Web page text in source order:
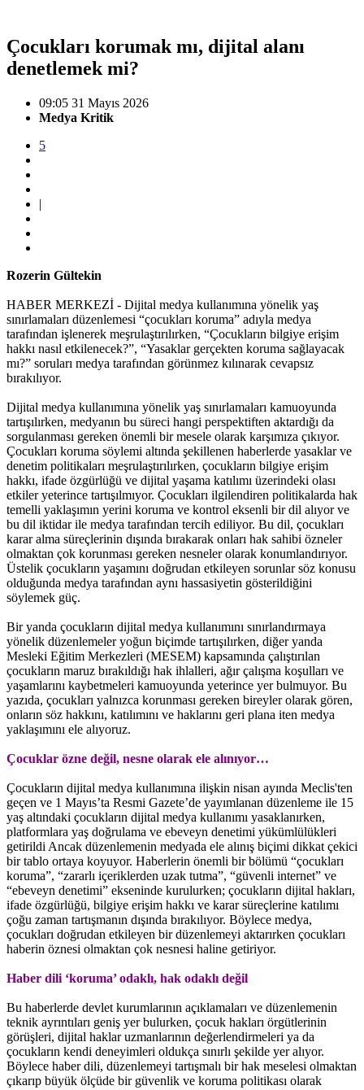
Çocukları korumak mı, dijital alanı
denetlemek mi?
09:05 31 Mayıs 2026
Medya Kritik
5
|
Rozerin Gültekin
HABER MERKEZİ - Dijital medya kullanımına yönelik yaş
sınırlamaları düzenlemesi “çocukları koruma” adıyla medya
tarafından işlenerek meşrulaştırılırken, “Çocukların bilgiye erişim
hakkı nasıl etkilenecek?”, “Yasaklar gerçekten koruma sağlayacak
mı?” soruları medya tarafından görünmez kılınarak cevapsız
bırakılıyor.
Dijital medya kullanımına yönelik yaş sınırlamaları kamuoyunda
tartışılırken, medyanın bu süreci hangi perspektiften aktardığı da
sorgulanması gereken önemli bir mesele olarak karşımıza çıkıyor.
Çocukları koruma söylemi altında şekillenen haberlerde yasaklar ve
denetim politikaları meşrulaştırılırken, çocukların bilgiye erişim
hakkı, ifade özgürlüğü ve dijital yaşama katılımı üzerindeki olası
etkiler yeterince tartışılmıyor. Çocukları ilgilendiren politikalarda hak
temelli yaklaşımın yerini koruma ve kontrol eksenli bir dil alıyor ve
bu dil iktidar ile medya tarafından tercih ediliyor. Bu dil, çocukları
karar alma süreçlerinin dışında bırakarak onları hak sahibi özneler
olmaktan çok korunması gereken nesneler olarak konumlandırıyor.
Üstelik çocukların yaşamını doğrudan etkileyen sorunlar söz konusu
olduğunda medya tarafından aynı hassasiyetin gösterildiğini
söylemek güç.
Bir yanda çocukların dijital medya kullanımını sınırlandırmaya
yönelik düzenlemeler yoğun biçimde tartışılırken, diğer yanda
Mesleki Eğitim Merkezleri (MESEM) kapsamında çalıştırılan
çocukların maruz bırakıldığı hak ihlalleri, ağır çalışma koşulları ve
yaşamlarını kaybetmeleri kamuoyunda yeterince yer bulmuyor. Bu
yazıda, çocukları yalnızca korunması gereken bireyler olarak gören,
onların söz hakkını, katılımını ve haklarını geri plana iten medya
yaklaşımını ele alıyoruz.
Çocuklar özne değil, nesne olarak ele alınıyor…
Çocukların dijital medya kullanımına ilişkin nisan ayında Meclis'ten
geçen ve 1 Mayıs’ta Resmi Gazete’de yayımlanan düzenleme ile 15
yaş altındaki çocukların dijital medya kullanımı yasaklanırken,
platformlara yaş doğrulama ve ebeveyn denetimi yükümlülükleri
getirildi Ancak düzenlemenin medyada ele alınış biçimi dikkat çekici
bir tablo ortaya koyuyor. Haberlerin önemli bir bölümü “çocukları
koruma”, “zararlı içeriklerden uzak tutma”, “güvenli internet” ve
“ebeveyn denetimi” ekseninde kurulurken; çocukların dijital hakları,
ifade özgürlüğü, bilgiye erişim hakkı ve karar süreçlerine katılımı
çoğu zaman tartışmanın dışında bırakılıyor. Böylece medya,
çocukları doğrudan etkileyen bir düzenlemeyi aktarırken çocukları
haberin öznesi olmaktan çok nesnesi haline getiriyor.
Haber dili ‘koruma’ odaklı, hak odaklı değil
Bu haberlerde devlet kurumlarının açıklamaları ve düzenlemenin
teknik ayrıntıları geniş yer bulurken, çocuk hakları örgütlerinin
görüşleri, dijital haklar uzmanlarının değerlendirmeleri ya da
çocukların kendi deneyimleri oldukça sınırlı şekilde yer alıyor.
Böylece haber dili, düzenlemeyi tartışmalı bir hak meselesi olmaktan
çıkarıp büyük ölçüde bir güvenlik ve koruma politikası olarak